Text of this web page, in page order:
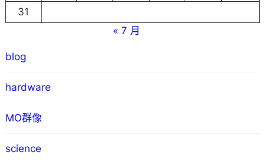
31
« 7 月
blog
hardware
MO群像
science